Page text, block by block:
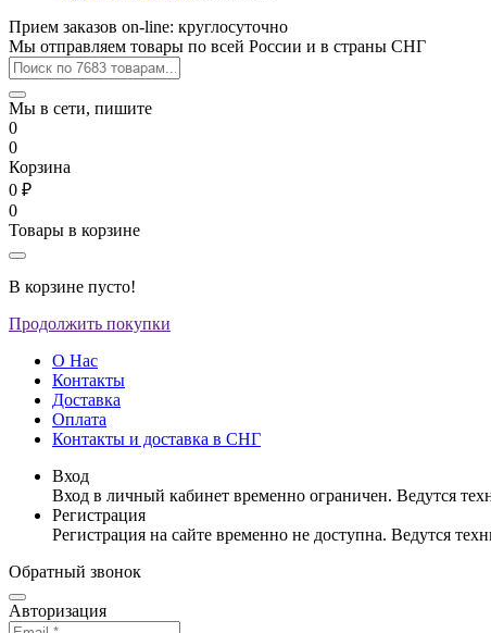
Прием заказов on-line: круглосуточно
Мы отправляем товары по всей России и в страны СНГ
Мы в сети, пишите
0
0
Корзина
0 ₽
0
Товары в корзине
В корзине пусто!
Продолжить покупки
О Нас
Контакты
Доставка
Оплата
Контакты и доставка в СНГ
Вход
Вход в личный кабинет временно ограничен. Ведутся
Регистрация
Регистрация на сайте временно не доступна. Ведутся
Обратный звонок
Авторизация